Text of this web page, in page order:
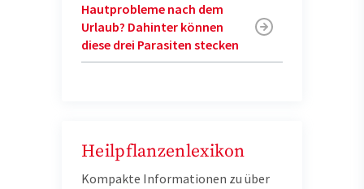
Hautprobleme nach dem
Urlaub? Dahinter können
diese drei Parasiten stecken
Heilpflanzenlexikon
Kompakte Informationen zu über